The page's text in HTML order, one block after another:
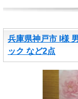
兵庫県神戸市 I様
ック など2点